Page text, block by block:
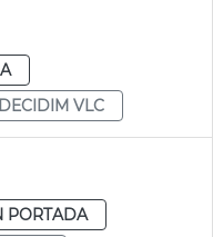
DECIDIM VLC
PORTADA